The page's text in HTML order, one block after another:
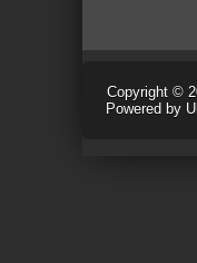
Copyright ©
Powered by